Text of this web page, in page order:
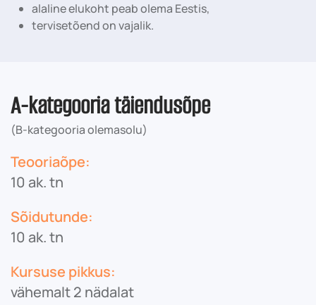
alaline elukoht peab olema Eestis,
tervisetõend on vajalik.
A-kategooria täiendusõpe
(B-kategooria olemasolu)
Teooriaõpe:
10 ak. tn
Sõidutunde:
10 ak. tn
Kursuse pikkus:
vähemalt 2 nädalat